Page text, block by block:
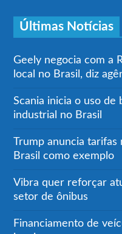
Últimas Notícias
Geely negocia com a
local no Brasil, diz
Scania inicia o uso de
industrial no Brasil
Trump anuncia
Brasil como exemplo
Vibra quer reforçar
setor de ônibus
Financiamento de